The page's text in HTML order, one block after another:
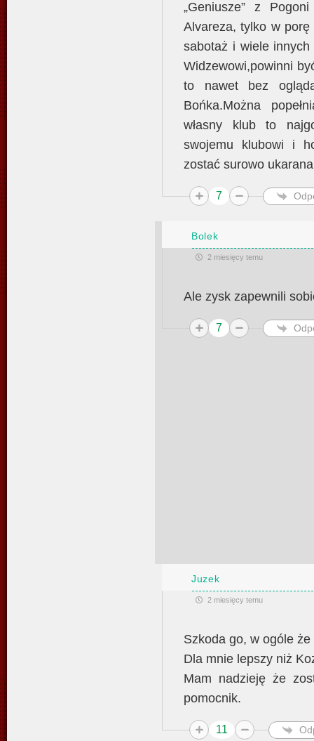
„Geniusze” z
Alvareza, tylko w
sabotaż i wiele
Widzewowi,powinni
to nawet bez
Bońka.Można
własny klub to
swojemu klubowi i
zostać surowo
7
Bolek
2 miesięcy temu
Ale zysk zapewnili
7
Juzek
2 miesięcy temu
Szkoda go, w ogóle
Dla mnie lepszy niż
Mam nadzieję że
pomocnik.
11